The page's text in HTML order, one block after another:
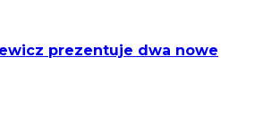
prezentuje dwa nowe